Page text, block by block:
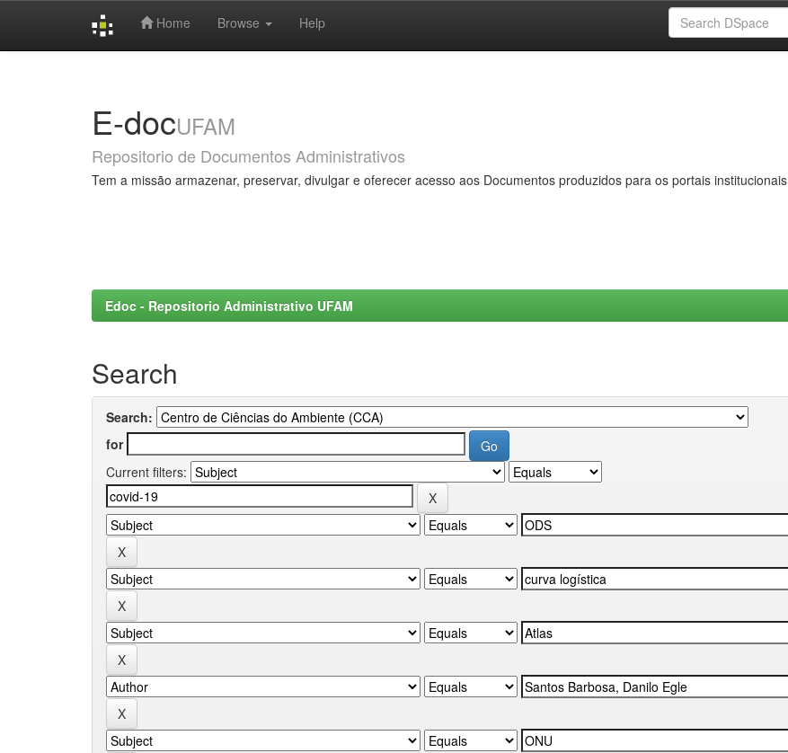
Home Browse Help
E-docUFAM
Repositorio de Documentos Administrativos
Tem a missão armazenar, preservar, divulgar e oferecer acesso aos Documentos produzidos para os portais institucionais
Edoc - Repositorio Administrativo UFAM
Search
Search:
for
Current filters: